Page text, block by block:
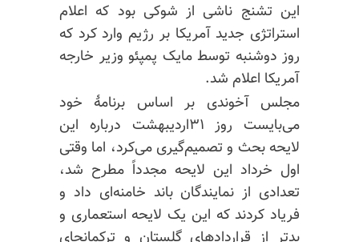
این تشنج ناشی از شوکی بود که اعلام
استراتژی جدید آمریکا بر رژیم وارد کرد که
روز دوشنبه توسط مایک پمپئو وزیر خارجه
آمریکا اعلام شد.
مجلس آخوندی بر اساس برنامهٔ خود
می‌بایست روز ۳۱اردیبهشت درباره این
لایحه بحث و تصمیم‌گیری می‌کرد، اما وقتی
اول خرداد این لایحه مجدداً مطرح شد،
تعدادی از نمایندگان باند خامنه‌ای داد و
فریاد کردند که این یک لایحه استعماری و